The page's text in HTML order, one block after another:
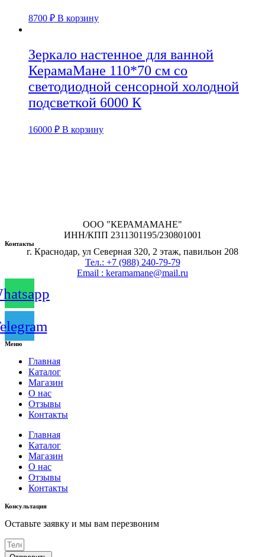
8700 ₽ В корзину
Зеркало настенное для ванной
КерамаМане 110*70 см со
светодиодной сенсорной холодной
подсветкой 6000 К
16000 ₽ В корзину
ООО "КЕРАМАМАНЕ"
ИНН/КПП 2311301195/230801001
Контакты
г. Краснодар, ул Северная 320, 2 этаж, павильон 208
Тел.: +7 (988) 240-79-79
Email : keramamane@mail.ru
Меню
Главная
Каталог
Магазин
О нас
Отзывы
Контакты
Главная
Каталог
Магазин
О нас
Отзывы
Контакты
Консультация
Оставьте заявку и мы вам перезвоним